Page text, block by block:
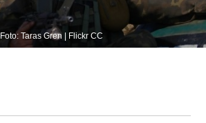
Foto: Taras Gren | Flickr CC